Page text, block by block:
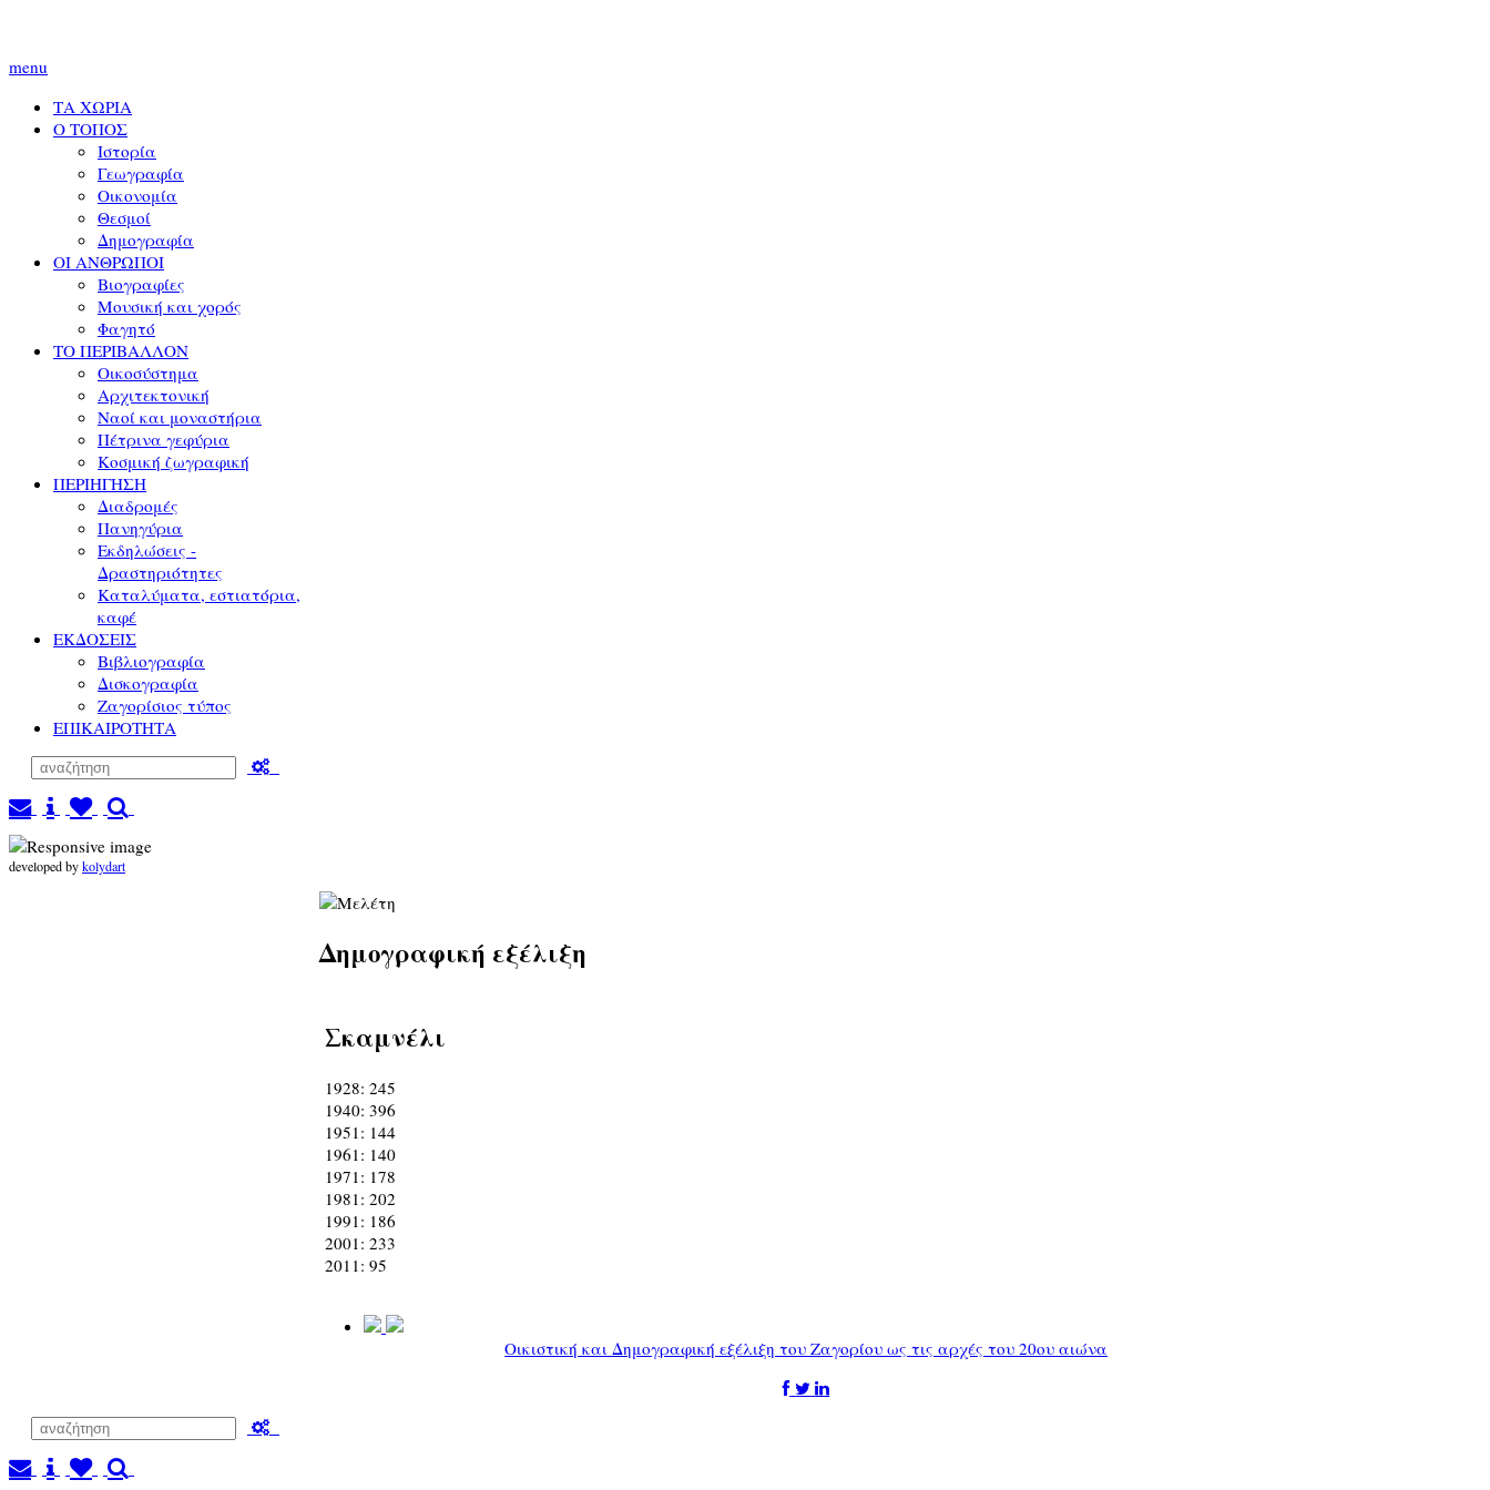
menu
ΤΑ ΧΩΡΙΑ
Ο ΤΟΠΟΣ
Ιστορία
Γεωγραφία
Οικονομία
Θεσμοί
Δημογραφία
ΟΙ ΑΝΘΡΩΠΟΙ
Βιογραφίες
Μουσική και χορός
Φαγητό
ΤΟ ΠΕΡΙΒΑΛΛΟΝ
Οικοσύστημα
Αρχιτεκτονική
Ναοί και μοναστήρια
Πέτρινα γεφύρια
Κοσμική ζωγραφική
ΠΕΡΙΗΓΗΣΗ
Διαδρομές
Πανηγύρια
Εκδηλώσεις -
Δραστηριότητες
Καταλύματα, εστιατόρια,
καφέ
ΕΚΔΟΣΕΙΣ
Βιβλιογραφία
Δισκογραφία
Ζαγορίσιος τύπος
ΕΠΙΚΑΙΡΟΤΗΤΑ
developed bykolydart
Δημογραφική εξέλιξη
Σκαμνέλι
1928: 245
1940: 396
1951: 144
1961: 140
1971: 178
1981: 202
1991: 186
2001: 233
2011: 95
Οικιστική και Δημογραφική εξέλιξη του Ζαγορίου ως τις αρχές του 20ου αιώνα